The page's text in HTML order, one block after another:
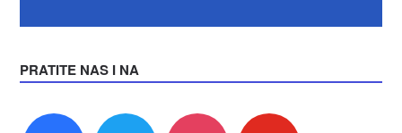
PRATITE NAS I NA
facebook twitter instagram youtube